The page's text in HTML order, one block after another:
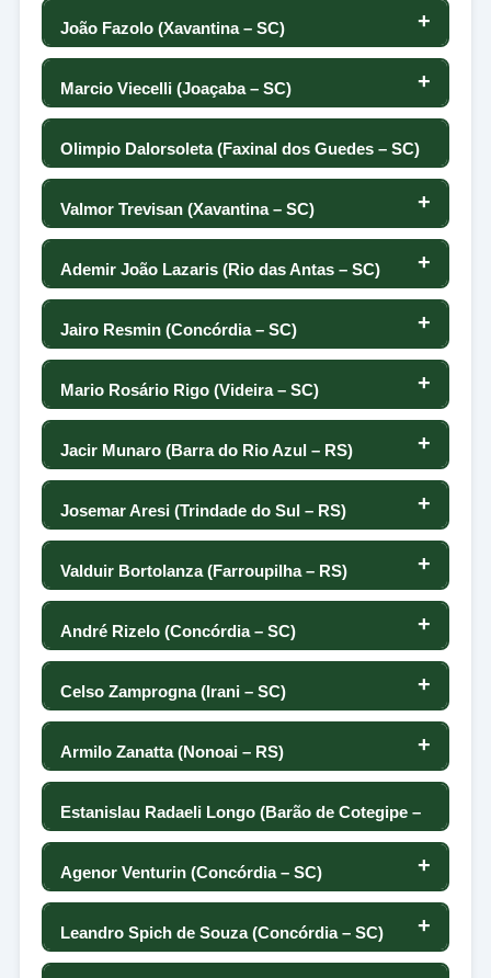
0
45
44
0
44
131
43
43
-97
42
0
-134
133
41
0
41
54
38
-105
133
40
0
40
47
-71
-57
135
39
0
39
João Fazolo (Xavantina – SC)
-85
68
-126
136
38
0
38
Marcio Viecelli (Joaçaba – SC)
28
-116
-1
136
37
0
37
Olimpio Dalorsoleta (Faxinal dos Guedes – SC)
-201
-55
96
-119
36
0
Valmor Trevisan (Xavantina – SC)
28
5
-25
138
35
0
35
Ademir João Lazaris (Rio das Antas – SC)
-1
-23
-111
138
34
0
34
Jairo Resmin (Concórdia – SC)
-37
15
-37
141
33
0
33
Mario Rosário Rigo (Videira – SC)
49
-64
-45
142
32
32
Jacir Munaro (Barra do Rio Azul – RS)
-128
4
66
143
0
31
Josemar Aresi (Trindade do Sul – RS)
-41
11
-99
144
30
0
30
Valduir Bortolanza (Farroupilha – RS)
96
-71
43
145
29
André Rizelo (Concórdia – SC)
26
-12
0
146
Celso Zamprogna (Irani – SC)
-96
7
1
Armilo Zanatta (Nonoai – RS)
-78
4
Estanislau Radaeli Longo (Barão de Cotegipe –
RS)
-86
Agenor Venturin (Concórdia – SC)
-28
Leandro Spich de Souza (Concórdia – SC)